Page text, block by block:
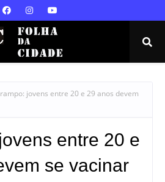
jovens entre 20 e 29 anos devem
entre 20 e
se vacinar